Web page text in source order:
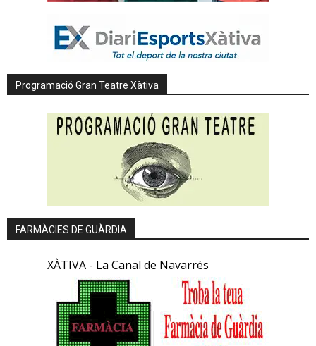
Programació Gran Teatre Xàtiva
FARMÀCIES DE GUÀRDIA
XÀTIVA - La Canal de Navarrés